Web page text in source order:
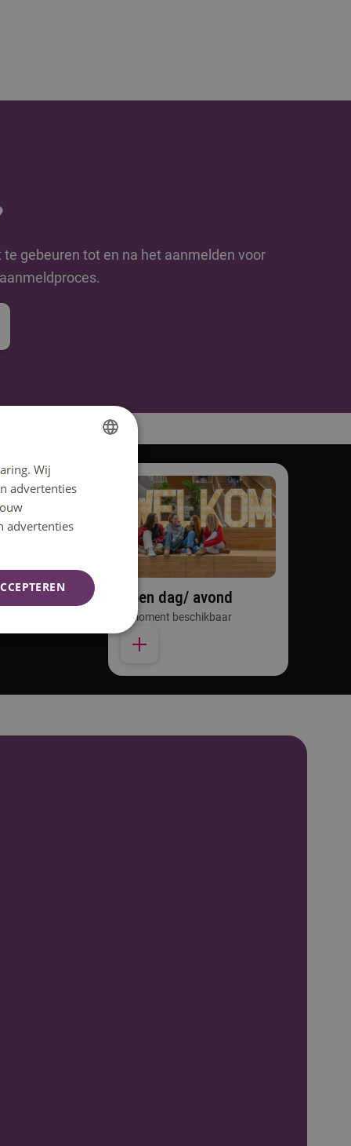
gebeuren tot en na het aanmelden voor
Open dag/ avond
1 moment beschikbaar
ENGLISH
Wij
advertenties
advertenties